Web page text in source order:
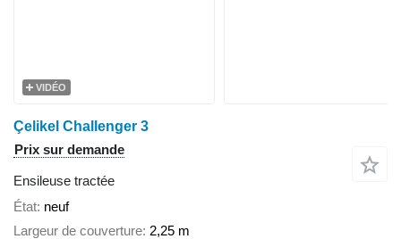
VIDÉO
Çelikel Challenger 3
Prix sur demande
Ensileuse tractée
État neuf
Largeur de couverture 2,25 m